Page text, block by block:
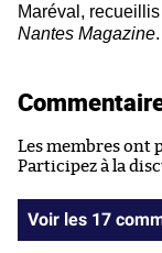
Maréval,
Nantes Magazine.
Les membres ont
Participez à la
Voir les